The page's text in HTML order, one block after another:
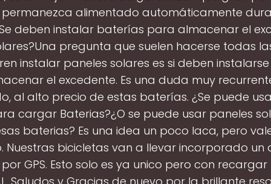
alimentado automáticamente
deben instalar baterías para almacenar el
pregunta que suelen hacerse todas
instalar paneles solares es si deben
el excedente. Es una duda muy
al alto precio de estas baterías. ¿Se puede
cargar Baterias?¿O se puede usar paneles
baterias? Es una idea un poco laca, pero
Nuestras bicicletas van a llevar incorporado un
GPS. Esto solo es ya unico pero con